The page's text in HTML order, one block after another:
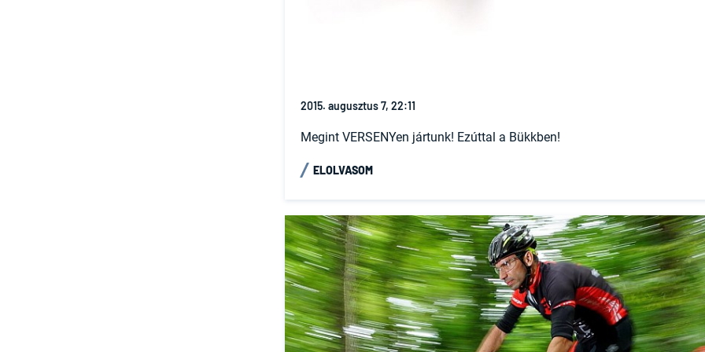
2015. augusztus 7, 22:11
Megint VERSENYen jártunk! Ezúttal a Bükkben!
ELOLVASOM